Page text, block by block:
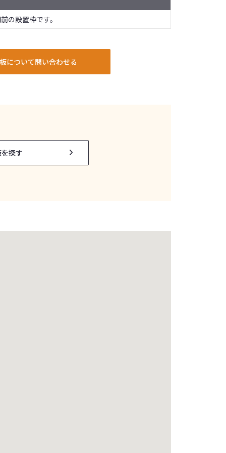
の設置枠です。
について問い合わせる
探す